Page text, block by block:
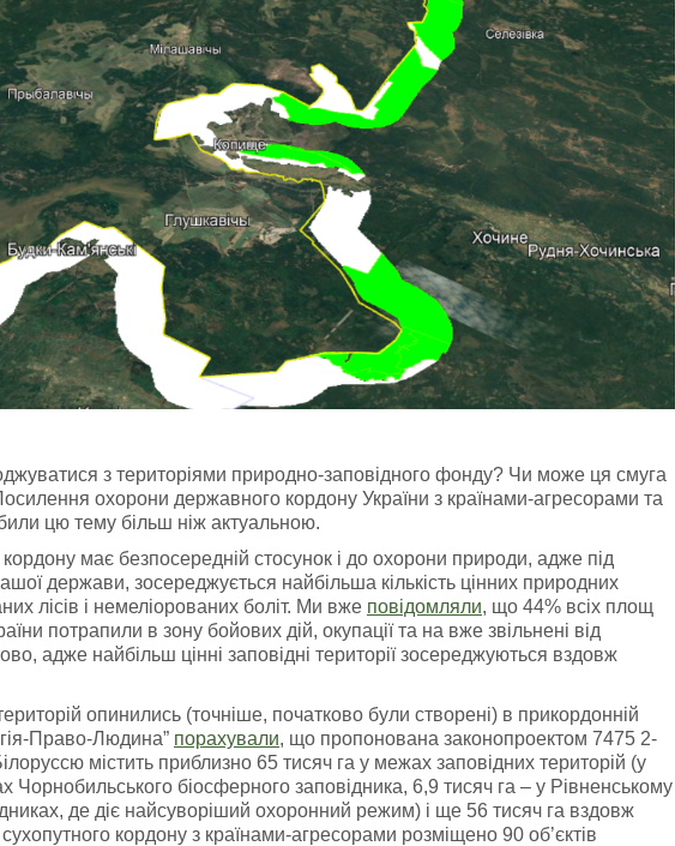
з територіями природно-заповідного фонду? Чи може ця смуга
охорони державного кордону України з країнами-агресорами та
цю тему більш ніж актуальною.
має безпосередній стосунок і до охорони природи, адже під
держави, зосереджується найбільша кількість цінних природних
лісів і немеліорованих боліт. Ми вже повідомляли, що 44% всіх площ
потрапили в зону бойових дій, окупації та на вже звільнені від
адже найбільш цінні заповідні території зосереджуються вздовж
опинились (точніше, початково були створені) в прикордонній
Право-Людина” порахували, що пропонована законопроектом 7475 2-
містить приблизно 65 тисяч га у межах заповідних територій (у
Чорнобильського біосферного заповідника, 6,9 тисяч га – у Рівненському
де діє найсуворіший охоронний режим) і ще 56 тисяч га вздовж
кордону з країнами-агресорами розміщено 90 об’єктів